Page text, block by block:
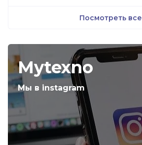
Посмотреть все
Mytexno
Мы в instagram